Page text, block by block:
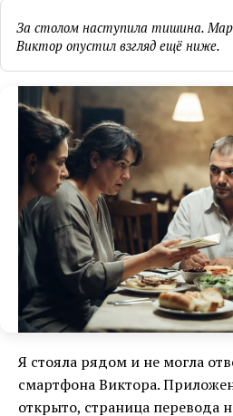
За столом наступила тишина.
Виктор опустил взгляд ещё ниже.
Я стояла рядом и не могла
смартфона Виктора.
открыто, страница перевода